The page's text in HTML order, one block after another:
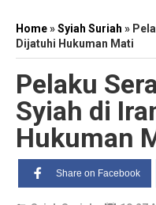
Home»Syiah Suriah »
Dijatuhi Hukuman Mati
Pelaku
Syiah di
Hukuman
Share on Facebook